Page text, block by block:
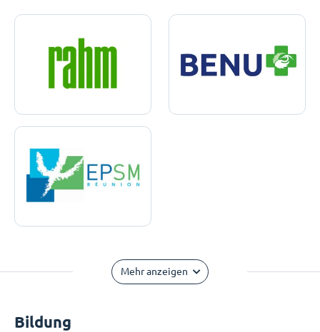
Mehr anzeigen
Bildung